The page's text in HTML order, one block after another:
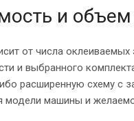
и
от числа
и выбранного
расширенную схему с
модели машины и